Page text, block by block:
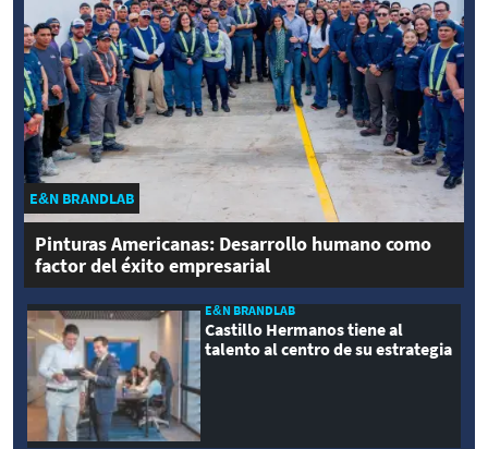
E&N BRANDLAB
Pinturas Americanas: Desarrollo humano como
factor del éxito empresarial
E&N BRANDLAB
Castillo Hermanos tiene al
talento al centro de su estrategia